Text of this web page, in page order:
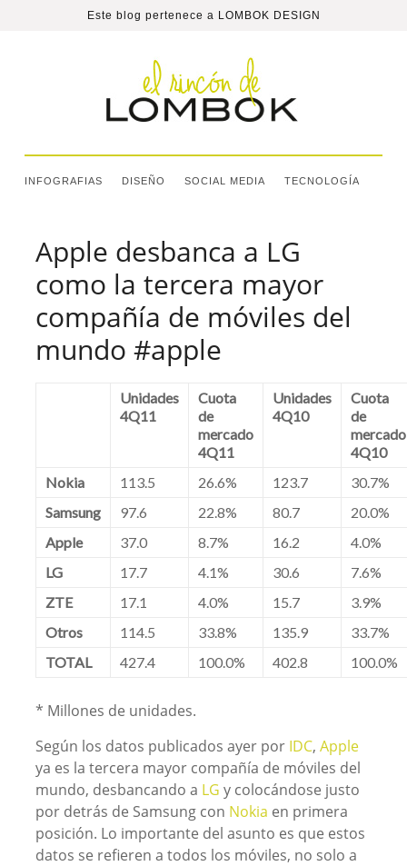
Este blog pertenece a LOMBOK DESIGN
INFOGRAFIAS DISEÑO SOCIAL MEDIA TECNOLOGÍA
Apple desbanca a LG
como la tercera mayor
compañía de móviles del
mundo #apple
Unidades
4Q11
Cuota
de
mercado
4Q11
Unidades
4Q10
Cuota
de
mercado
4Q10
Nokia
113.5 26.6% 123.7
30.7%
Samsung
97.6 22.8% 80.7
20.0%
Apple
37.0 8.7% 16.2
4.0%
LG
17.7 4.1% 30.6
7.6%
ZTE
17.1 4.0% 15.7
3.9%
Otros
114.5 33.8% 135.9
33.7%
TOTAL
427.4 100.0% 402.8 100.0%
* Millones de unidades.
Según los datos publicados ayer por IDC, Apple
ya es la tercera mayor compañía de móviles del
mundo, desbancando a LG y colocándose justo
por detrás de Samsung con Nokia en primera
posición. Lo importante del asunto es que estos
datos se refieren a todos los móviles, no solo a